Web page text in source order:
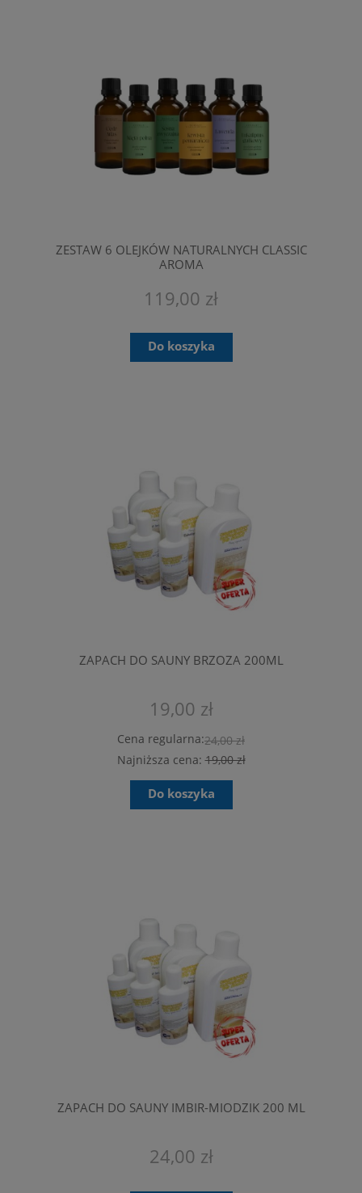
ZESTAW 6 OLEJKÓW NATURALNYCH CLASSIC
AROMA
119,00 zł
Do koszyka
ZAPACH DO SAUNY BRZOZA 200ML
19,00 zł
Cena regularna:24,00 zł
Najniższa cena:19,00 zł
Do koszyka
ZAPACH DO SAUNY IMBIR-MIODZIK 200 ML
24,00 zł